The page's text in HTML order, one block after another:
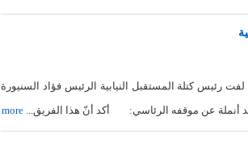
لفت رئيس كتلة المستقبل النيابية الرئيس فؤاد السنيورة
أنملة عن موقفه الرئاسي: أكد أنّ هذا الفريق...more